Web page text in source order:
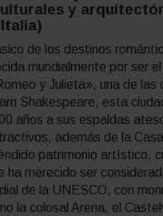
y
de los destinos
mundialmente por ser
y Julieta», una de las
Shakespeare, esta
años a sus espaldas
además de la
patrimonio artístico,
ha merecido ser
de la UNESCO, con
la colosal Arena, el